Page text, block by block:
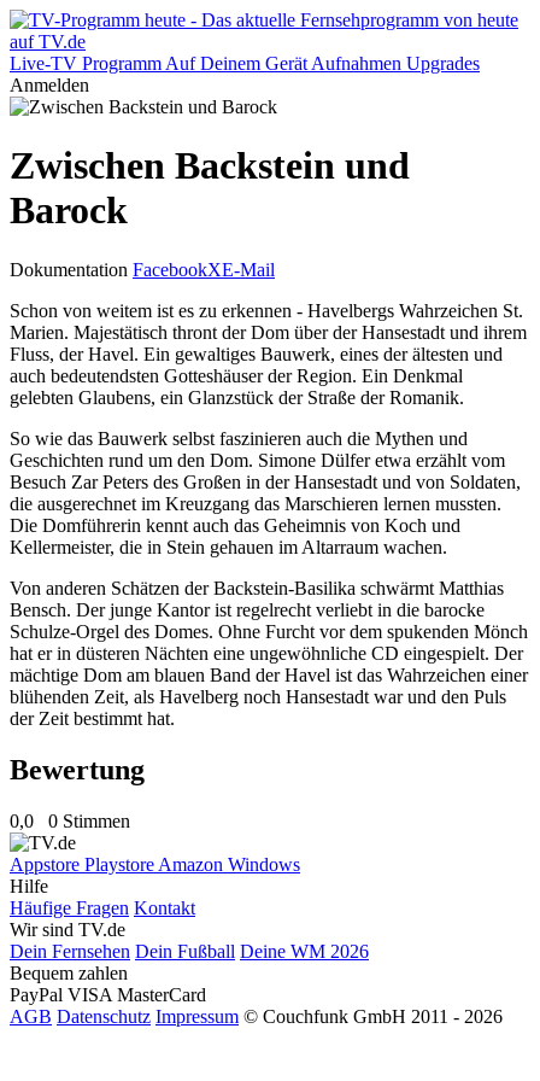
Live-TV Programm Auf Deinem Gerät Aufnahmen Upgrades
Anmelden
Zwischen Backstein und
Barock
Dokumentation FacebookXE-Mail
Schon von weitem ist es zu erkennen - Havelbergs Wahrzeichen St.
Marien. Majestätisch thront der Dom über der Hansestadt und ihrem
Fluss, der Havel. Ein gewaltiges Bauwerk, eines der ältesten und
auch bedeutendsten Gotteshäuser der Region. Ein Denkmal
gelebten Glaubens, ein Glanzstück der Straße der Romanik.
So wie das Bauwerk selbst faszinieren auch die Mythen und
Geschichten rund um den Dom. Simone Dülfer etwa erzählt vom
Besuch Zar Peters des Großen in der Hansestadt und von Soldaten,
die ausgerechnet im Kreuzgang das Marschieren lernen mussten.
Die Domführerin kennt auch das Geheimnis von Koch und
Kellermeister, die in Stein gehauen im Altarraum wachen.
Von anderen Schätzen der Backstein-Basilika schwärmt Matthias
Bensch. Der junge Kantor ist regelrecht verliebt in die barocke
Schulze-Orgel des Domes. Ohne Furcht vor dem spukenden Mönch
hat er in düsteren Nächten eine ungewöhnliche CD eingespielt. Der
mächtige Dom am blauen Band der Havel ist das Wahrzeichen einer
blühenden Zeit, als Havelberg noch Hansestadt war und den Puls
der Zeit bestimmt hat.
Bewertung
0,0 0 Stimmen
Appstore Playstore Amazon Windows
Hilfe
Häufige Fragen Kontakt
Wir sind TV.de
Dein Fernsehen Dein Fußball Deine WM 2026
Bequem zahlen
PayPal VISA MasterCard
AGB Datenschutz Impressum © Couchfunk GmbH 2011 - 2026